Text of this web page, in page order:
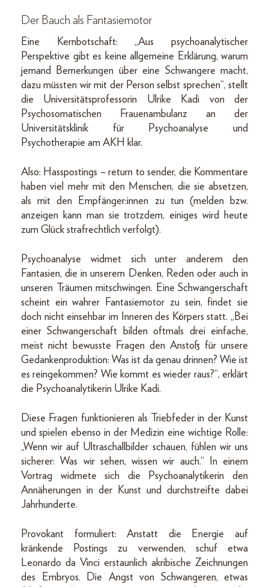
Der Bauch als Fantasiemotor
Eine Kernbotschaft: „Aus psychoanalytischer
Perspektive gibt es keine allgemeine Erklärung, warum
jemand Bemerkungen über eine Schwangere macht,
dazu müssten wir mit der Person selbst sprechen“, stellt
die Universitätsprofessorin Ulrike Kadi von der
Psychosomatischen Frauenambulanz an der
Universitätsklinik für Psychoanalyse und
Psychotherapie am AKH klar.
Also: Hasspostings – return to sender, die Kommentare
haben viel mehr mit den Menschen, die sie absetzen,
als mit den Empfänger:innen zu tun (melden bzw.
anzeigen kann man sie trotzdem, einiges wird heute
zum Glück strafrechtlich verfolgt).
Psychoanalyse widmet sich unter anderem den
Fantasien, die in unserem Denken, Reden oder auch in
unseren Träumen mitschwingen. Eine Schwangerschaft
scheint ein wahrer Fantasiemotor zu sein, findet sie
doch nicht einsehbar im Inneren des Körpers statt. „Bei
einer Schwangerschaft bilden oftmals drei einfache,
meist nicht bewusste Fragen den Anstoß für unsere
Gedankenproduktion: Was ist da genau drinnen? Wie ist
es reingekommen? Wie kommt es wieder raus?“, erklärt
die Psychoanalytikerin Ulrike Kadi.
Diese Fragen funktionieren als Triebfeder in der Kunst
und spielen ebenso in der Medizin eine wichtige Rolle:
„Wenn wir auf Ultraschallbilder schauen, fühlen wir uns
sicherer: Was wir sehen, wissen wir auch.“ In einem
Vortrag widmete sich die Psychoanalytikerin den
Annäherungen in der Kunst und durchstreifte dabei
Jahrhunderte.
Provokant formuliert: Anstatt die Energie auf
kränkende Postings zu verwenden, schuf etwa
Leonardo da Vinci erstaunlich akribische Zeichnungen
des Embryos. Die Angst von Schwangeren, etwas